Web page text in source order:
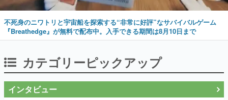
不死身のニワトリと宇宙船を探索する“非常に好評”なサバイバルゲーム
『Breathedge』が無料で配布中。入手できる期間は8月10日まで
カテゴリーピックアップ
インタビュー